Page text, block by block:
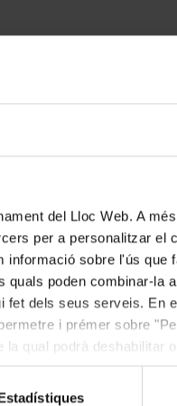
del Lloc Web. A
per a personalitzar el
sobre l'ús que
poden combinar-la
fet dels seus serveis. En
i prémer sobre
la qual podrà deshabilitar